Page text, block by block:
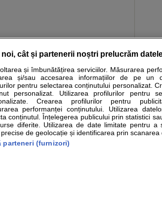
sfatulmedicului.ro au scop informativ si educational.
informatia primita pe sfatulmedicului.ro sa consultati
Parteneri
Inscriere clinica
Pentru pacient
cât și partenerii noștri prelucrăm
și îmbunătățirea serviciilor. Măsurarea
și/sau accesarea informațiilor de pe un
pentru selectarea conținutului personalizat.
personalizat. Utilizarea profilurilor pentru
Crearea profilurilor pentru
performanței conținutului. Utilizarea
conținutul. Înțelegerea publicului prin statistici
diferite. Utilizarea de date limitate pentru a
de geolocație și identificarea prin scanarea
parteneri (furnizori)